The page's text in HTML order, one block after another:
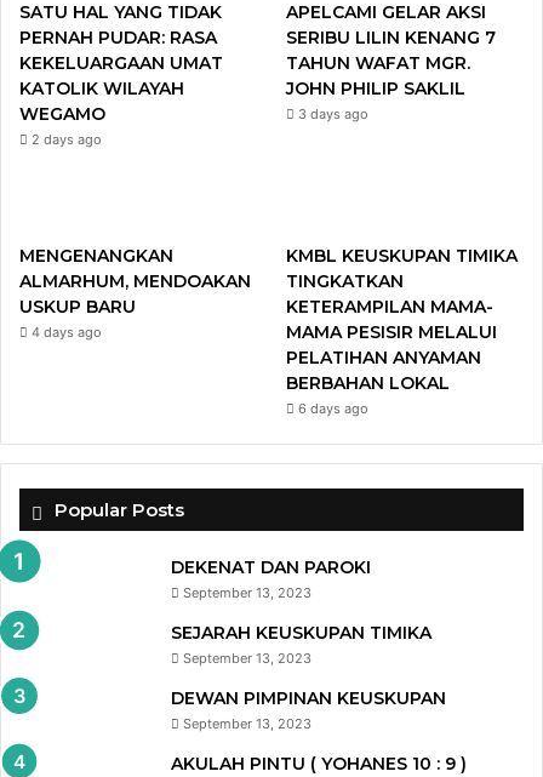
o
o
b
e
g
r
a
SATU HAL YANG TIDAK
PERNAH PUDAR: RASA
KEKELUARGAAN UMAT
KATOLIK WILAYAH
WEGAMO
2 days ago
APELCAMI GELAR AKSI
SERIBU LILIN KENANG 7
TAHUN WAFAT MGR.
JOHN PHILIP SAKLIL
3 days ago
MENGENANGKAN
ALMARHUM, MENDOAKAN
USKUP BARU
4 days ago
KMBL KEUSKUPAN TIMIKA
TINGKATKAN
KETERAMPILAN MAMA-
MAMA PESISIR MELALUI
PELATIHAN ANYAMAN
BERBAHAN LOKAL
6 days ago
Popular Posts
DEKENAT DAN PAROKI
September 13, 2023
SEJARAH KEUSKUPAN TIMIKA
September 13, 2023
DEWAN PIMPINAN KEUSKUPAN
September 13, 2023
AKULAH PINTU ( YOHANES 10 : 9 )